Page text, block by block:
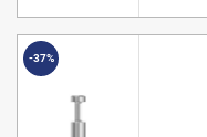
-37%